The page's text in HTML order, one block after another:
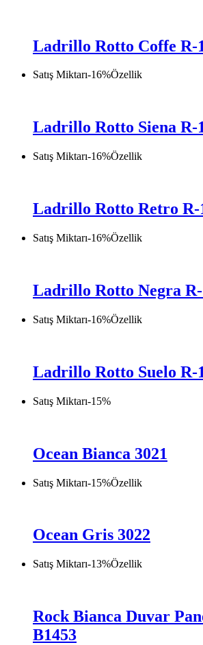
Ladrillo Rotto Coffe R-
Satış Miktarı-16%Özellik
Ladrillo Rotto Siena R-
Satış Miktarı-16%Özellik
Ladrillo Rotto Retro R-
Satış Miktarı-16%Özellik
Ladrillo Rotto Negra R-
Satış Miktarı-16%Özellik
Ladrillo Rotto Suelo R-
Satış Miktarı-15%
Ocean Bianca 3021
Satış Miktarı-15%Özellik
Ocean Gris 3022
Satış Miktarı-13%Özellik
Rock Bianca Duvar
B1453